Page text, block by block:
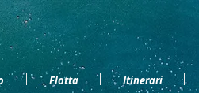
Flotta Itinerari